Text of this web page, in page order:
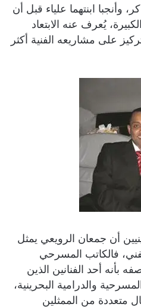
وأنجبا ابنتهما علياء قبل أن
يُعرف عنه الابتعاد
على مشاريعه الفنية أكثر
أن جمعان الرويعي يمثل
فالكاتب المسرحي
بأنه أحد الفنانين الذين
والدرامية البحرينية،
متعددة من الممثلين